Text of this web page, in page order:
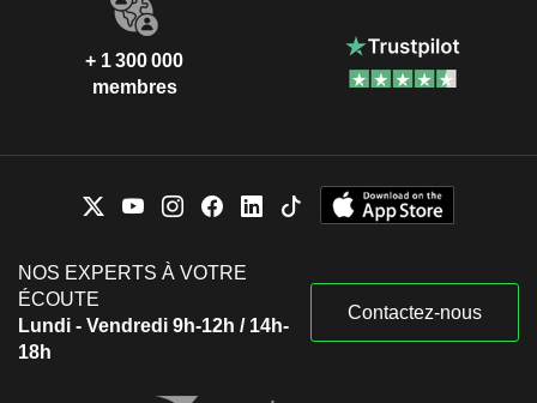
+ 1 300 000
membres
NOS EXPERTS À VOTRE
ÉCOUTE
Lundi - Vendredi 9h-12h / 14h-
18h
Contactez-nous